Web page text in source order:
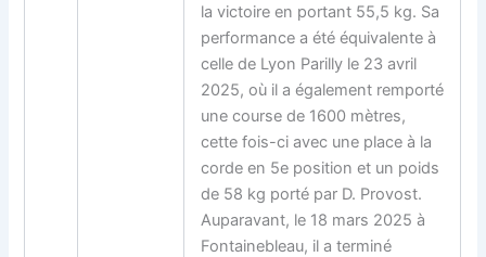
la victoire en portant 55,5 kg. Sa
performance a été équivalente à
celle de Lyon Parilly le 23 avril
2025, où il a également remporté
une course de 1600 mètres,
cette fois-ci avec une place à la
corde en 5e position et un poids
de 58 kg porté par D. Provost.
Auparavant, le 18 mars 2025 à
Fontainebleau, il a terminé